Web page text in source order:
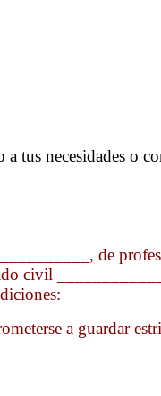
tus necesidades o
de
civil
a guardar